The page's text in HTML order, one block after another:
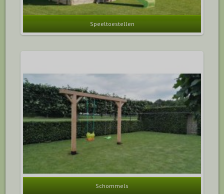
Speeltoestellen
Schommels